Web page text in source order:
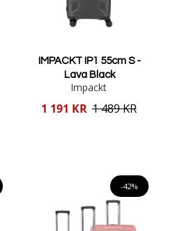
IMPACKT IP1 55cm S -
Lava Black
Impackt
Reducerat
1 191 KR 1 489 KR
-42%